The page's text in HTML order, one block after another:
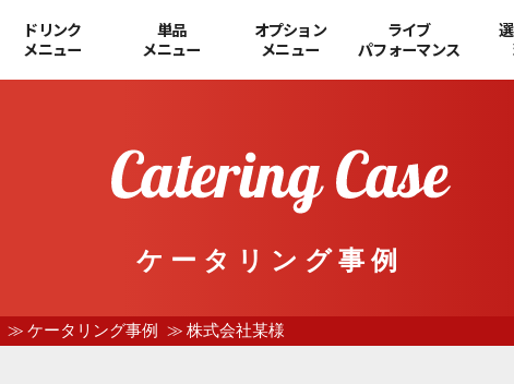
ドリンク
メニュー
単品
メニュー
オプション
メニュー
ライブ
パフォーマンス
ケータリング事例
ケータリング事例 株式会社某様